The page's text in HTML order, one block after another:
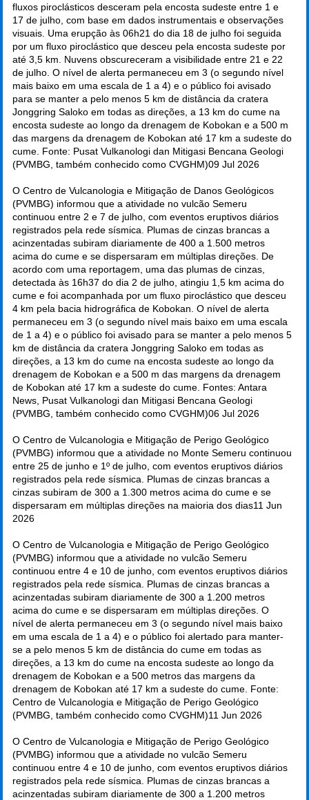
fluxos piroclásticos desceram pela encosta sudeste entre 1 e
17 de julho, com base em dados instrumentais e observações
visuais. Uma erupção às 06h21 do dia 18 de julho foi seguida
por um fluxo piroclástico que desceu pela encosta sudeste por
até 3,5 km. Nuvens obscureceram a visibilidade entre 21 e 22
de julho. O nível de alerta permaneceu em 3 (o segundo nível
mais baixo em uma escala de 1 a 4) e o público foi avisado
para se manter a pelo menos 5 km de distância da cratera
Jonggring Saloko em todas as direções, a 13 km do cume na
encosta sudeste ao longo da drenagem de Kobokan e a 500 m
das margens da drenagem de Kobokan até 17 km a sudeste do
cume. Fonte: Pusat Vulkanologi dan Mitigasi Bencana Geologi
(PVMBG, também conhecido como CVGHM)09 Jul 2026
O Centro de Vulcanologia e Mitigação de Danos Geológicos
(PVMBG) informou que a atividade no vulcão Semeru
continuou entre 2 e 7 de julho, com eventos eruptivos diários
registrados pela rede sísmica. Plumas de cinzas brancas a
acinzentadas subiram diariamente de 400 a 1.500 metros
acima do cume e se dispersaram em múltiplas direções. De
acordo com uma reportagem, uma das plumas de cinzas,
detectada às 16h37 do dia 2 de julho, atingiu 1,5 km acima do
cume e foi acompanhada por um fluxo piroclástico que desceu
4 km pela bacia hidrográfica de Kobokan. O nível de alerta
permaneceu em 3 (o segundo nível mais baixo em uma escala
de 1 a 4) e o público foi avisado para se manter a pelo menos 5
km de distância da cratera Jonggring Saloko em todas as
direções, a 13 km do cume na encosta sudeste ao longo da
drenagem de Kobokan e a 500 m das margens da drenagem
de Kobokan até 17 km a sudeste do cume. Fontes: Antara
News, Pusat Vulkanologi dan Mitigasi Bencana Geologi
(PVMBG, também conhecido como CVGHM)06 Jul 2026
O Centro de Vulcanologia e Mitigação de Perigo Geológico
(PVMBG) informou que a atividade no Monte Semeru continuou
entre 25 de junho e 1º de julho, com eventos eruptivos diários
registrados pela rede sísmica. Plumas de cinzas brancas a
cinzas subiram de 300 a 1.300 metros acima do cume e se
dispersaram em múltiplas direções na maioria dos dias11 Jun
2026
O Centro de Vulcanologia e Mitigação de Perigo Geológico
(PVMBG) informou que a atividade no vulcão Semeru
continuou entre 4 e 10 de junho, com eventos eruptivos diários
registrados pela rede sísmica. Plumas de cinzas brancas a
acinzentadas subiram diariamente de 300 a 1.200 metros
acima do cume e se dispersaram em múltiplas direções. O
nível de alerta permaneceu em 3 (o segundo nível mais baixo
em uma escala de 1 a 4) e o público foi alertado para manter-
se a pelo menos 5 km de distância do cume em todas as
direções, a 13 km do cume na encosta sudeste ao longo da
drenagem de Kobokan e a 500 metros das margens da
drenagem de Kobokan até 17 km a sudeste do cume. Fonte:
Centro de Vulcanologia e Mitigação de Perigo Geológico
(PVMBG, também conhecido como CVGHM)11 Jun 2026
O Centro de Vulcanologia e Mitigação de Perigo Geológico
(PVMBG) informou que a atividade no vulcão Semeru
continuou entre 4 e 10 de junho, com eventos eruptivos diários
registrados pela rede sísmica. Plumas de cinzas brancas a
acinzentadas subiram diariamente de 300 a 1.200 metros